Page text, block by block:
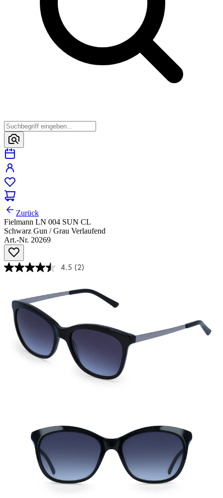
Zurück
Fielmann LN 004 SUN CL
Schwarz Gun / Grau Verlaufend
Art.-Nr. 20269
4.5 (2)